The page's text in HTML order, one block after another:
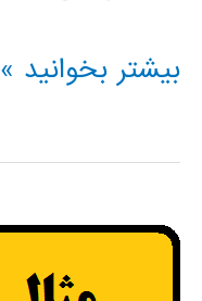
فیلم
پردازش
در
بیشتر بخوانید »